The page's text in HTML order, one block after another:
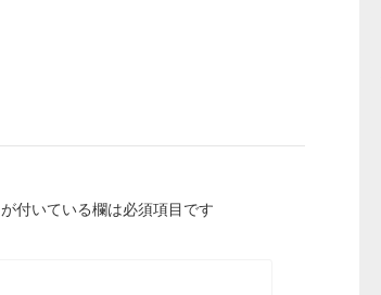
が付いている欄は必須項目です